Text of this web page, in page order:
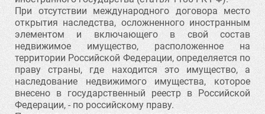
При отсутствии международного договора место
открытия наследства, осложненного иностранным
элементом и включающего в свой состав
недвижимое имущество, расположенное на
территории Российской Федерации, определяется по
праву страны, где находится это имущество, а
наследование недвижимого имущества, которое
внесено в государственный реестр в Российской
Федерации, - по российскому праву.